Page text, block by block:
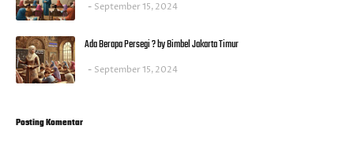
September 15, 2024
Ada Berapa Persegi ? by Bimbel Jakarta Timur
September 15, 2024
Posting Komentar